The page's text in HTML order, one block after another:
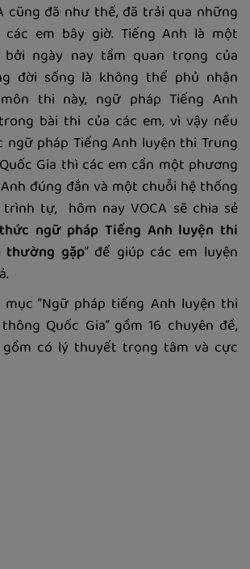
cũng đã như thế, đã trải qua những
em bây giờ. Tiếng Anh là một
ngày nay tầm quan trọng của
đời sống là không thể phủ nhận
thi này, ngữ pháp Tiếng Anh
bài thi của các em, vì vậy nếu
ngữ pháp Tiếng Anh luyện thi Trung
Gia thì các em cần một phương
đúng đắn và một chuỗi hệ thống
tự, hôm nay VOCA sẽ chia sẻ
ngữ pháp Tiếng Anh luyện thi
thường gặp” để giúp các em luyện
“Ngữ pháp tiếng Anh luyện thi
Quốc Gia” gồm 16 chuyên đề,
có lý thuyết trọng tâm và cực